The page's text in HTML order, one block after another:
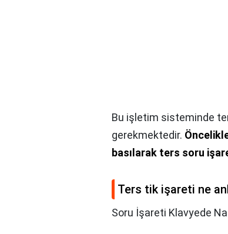
Bu işletim sisteminde
gerekmektedir.
basılarak ters soru
Ters tik işareti ne
Soru İşareti Klavyede